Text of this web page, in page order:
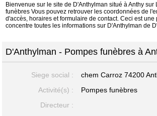
Bienvenue sur le site de D'Anthylman situé à Anthy sur
funèbres Vous pouvez retrouver les coordonnées de
d'accès, horaires et formulaire de contact. Ceci est
concentre toutes les informations sur D'Anthylman de
D'Anthylman - Pompes funèbres à
Siege social : chem Carroz74200
Activité(s) :
Pompes funèbres
Directeur :